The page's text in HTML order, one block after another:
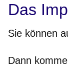
Das
Sie können
Dann